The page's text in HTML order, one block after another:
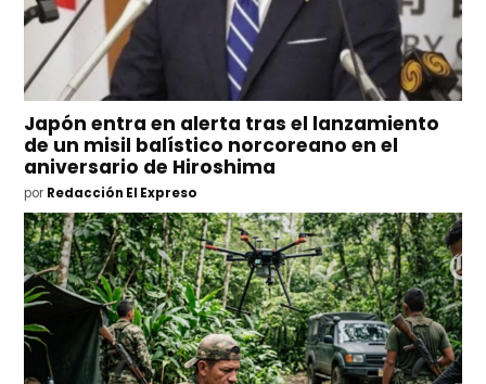
Japón entra en alerta tras el lanzamiento
de un misil balístico norcoreano en el
aniversario de Hiroshima
por Redacción El Expreso